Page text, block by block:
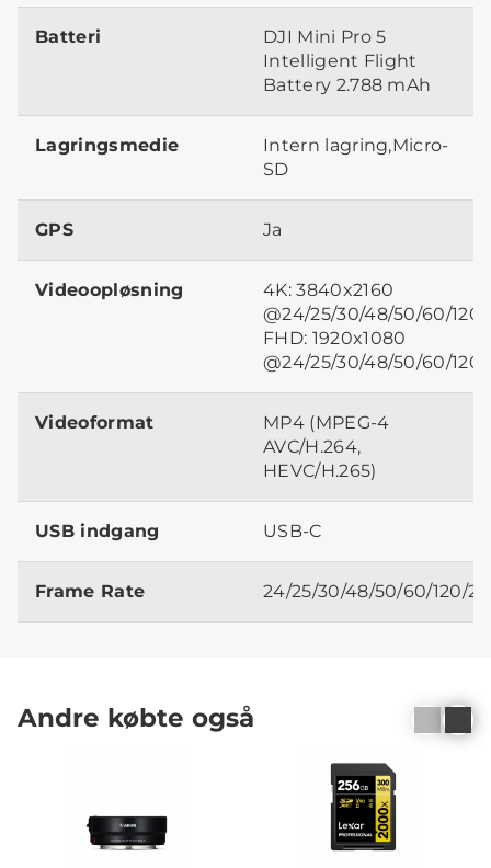
Batteri
DJI Mini Pro 5
Intelligent Flight
Battery 2.788 mAh
Lagringsmedie
Intern lagring,Micro-
SD
GPS Ja
Videoopløsning
4K: 3840x2160
@24/25/30/48/50/60/
FHD: 1920x1080
@24/25/30/48/50/60/
Videoformat
MP4 (MPEG-4
AVC/H.264,
HEVC/H.265)
USB indgang USB-C
Frame Rate 24/25/30/48/50/60/120/
Andre købte også